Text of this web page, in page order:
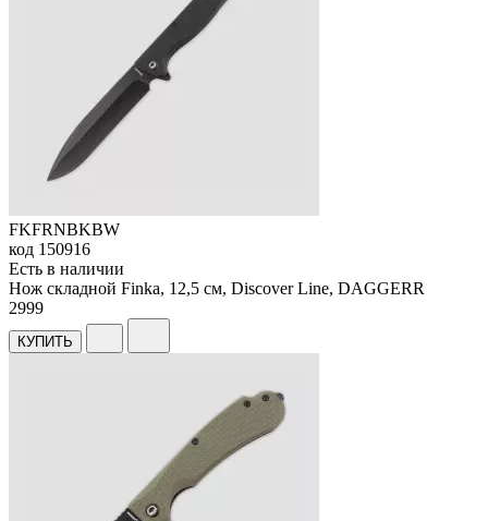
FKFRNBKBW
код 150916
Есть в наличии
Нож складной Finka, 12,5 см, Discover Line, DAGGERR
2999
КУПИТЬ